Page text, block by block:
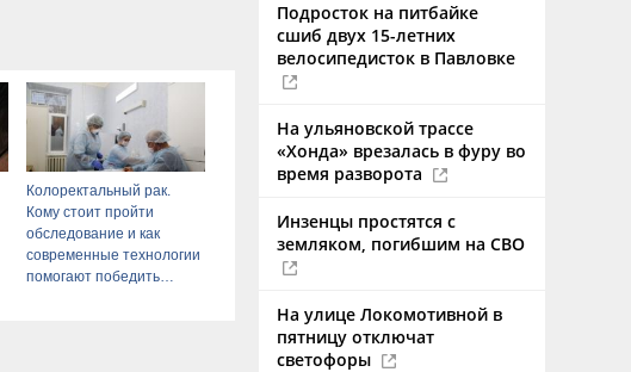
Колоректальный рак.
Кому стоит пройти
обследование и как
современные технологии
помогают победить
Подросток на питбайке
сшиб двух 15-летних
велосипедисток в Павловке
На ульяновской трассе
«Хонда» врезалась в фуру во
время разворота
Инзенцы простятся с
земляком, погибшим на СВО
На улице Локомотивной в
пятницу отключат
светофоры